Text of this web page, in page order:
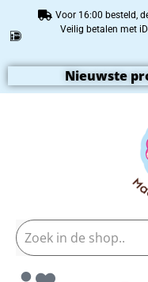
Voor 16:00 besteld,
Veilig betalen met
Nieuwste